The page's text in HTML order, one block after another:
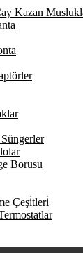
Kazan
Borusu
Çeşi̇tleri̇